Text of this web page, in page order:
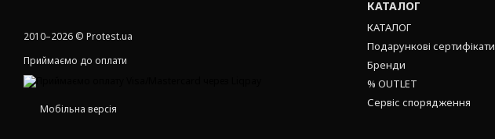
2010–2026 © Protest.ua
Приймаємо до оплати
Мобільна версія
КАТАЛОГ
КАТАЛОГ
Подарункові сертифікати
Бренди
% OUTLET
Сервіс спорядження